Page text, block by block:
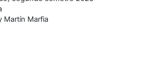
Martín Marfia